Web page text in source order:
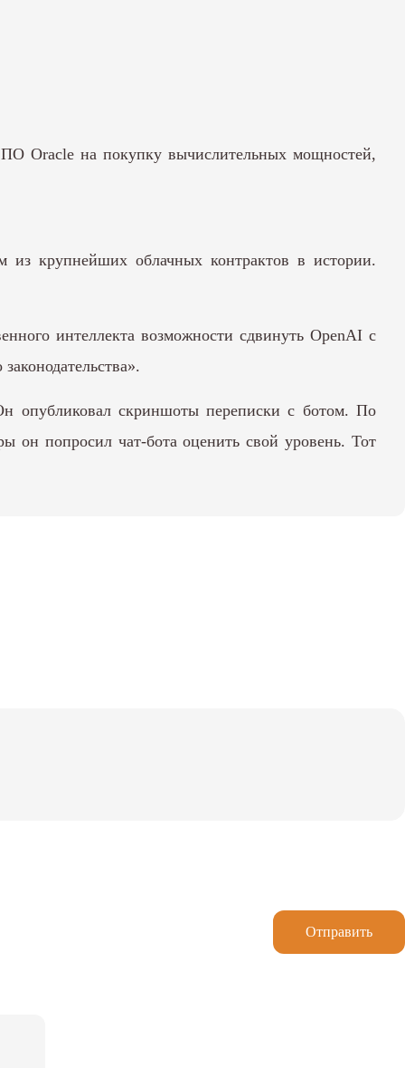
ПО Oracle на покупку вычислительных мощностей,
из крупнейших облачных контрактов в истории.
интеллекта возможности сдвинуть OpenAI с
опубликовал скриншоты переписки с ботом. По
попросил чат-бота оценить свой уровень. Тот
Отправить